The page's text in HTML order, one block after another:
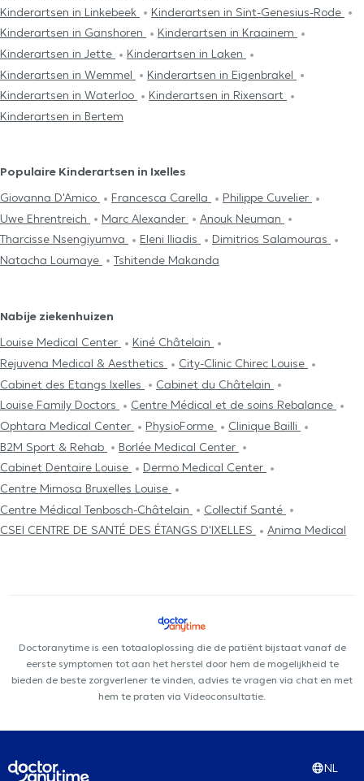
Kinderartsen in Linkebeek
Kinderartsen in Sint-Genesius-Rode
Kinderartsen in Ganshoren
Kinderartsen in Kraainem
Kinderartsen in Jette
Kinderartsen in Laken
Kinderartsen in Wemmel
Kinderartsen in Eigenbrakel
Kinderartsen in Waterloo
Kinderartsen in Rixensart
Kinderartsen in Bertem
Populaire Kinderartsen in Ixelles
Giovanna D'Amico
Francesca Carella
Philippe Cuvelier
Uwe Ehrentreich
Marc Alexander
Anouk Neuman
Tharcisse Nsengiyumva
Eleni Iliadis
Dimitrios Salamouras
Natacha Loumaye
Tshitende Makanda
Nabije ziekenhuizen
Louise Medical Center
Kiné Châtelain
Rejuvena Medical & Aesthetics
City-Clinic Chirec Louise
Cabinet des Etangs Ixelles
Cabinet du Châtelain
Louise Family Doctors
Centre Médical et de soins Rebalance
Ophtara Medical Center
PhysioForme
Clinique Bailli
B2M Sport & Rehab
Borlée Medical Center
Cabinet Dentaire Louise
Dermo Medical Center
Centre Mimosa Bruxelles Louise
Centre Médical Tenbosch-Châtelain
Collectif Santé
CSEI CENTRE DE SANTÉ DES ÉTANGS D'IXELLES
Anima Medical
Doctoranytime is een totaaloplossing die de patiënt bijstaat vanaf de
eerste symptomen tot aan het herstel door hem de mogelijkheid te
bieden de beste zorgverlener te vinden, advies te vragen via chat en met
hem te praten via Videoconsultatie.
NL